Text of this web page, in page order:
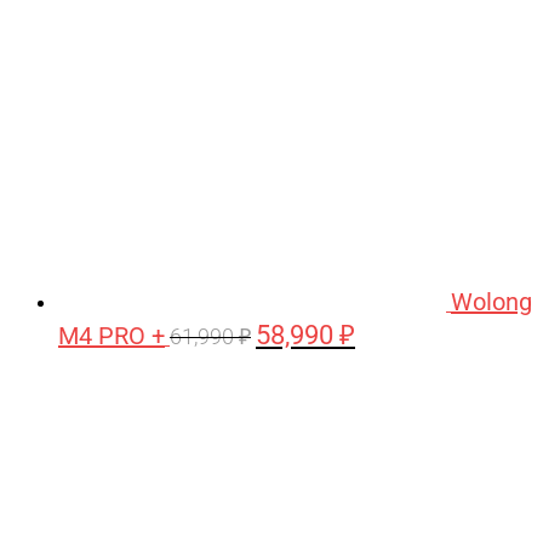
Wolong
M4 PRO +61,990₽ Первоначальная
58,990 ₽